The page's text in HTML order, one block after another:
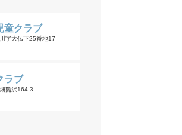
童クラブ
字大仏下25番地17
ラブ
熊沢164-3